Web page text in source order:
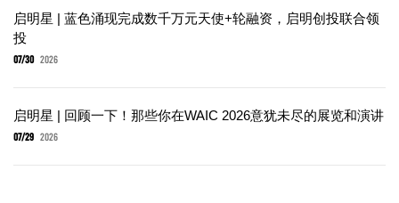
启明星 | 蓝色涌现完成数千万元天使+轮融资，启明创投联合领
投
07/30 2026
启明星 | 回顾一下！那些你在WAIC 2026意犹未尽的展览和演讲
07/29 2026